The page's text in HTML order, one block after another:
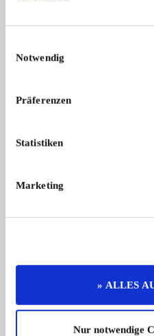
Notwendig
Präferenzen
Statistiken
Marketing
» ALLES
Nur notwendige
Vero Holz-Lkw
...